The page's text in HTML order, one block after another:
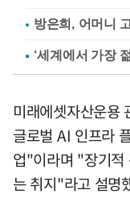
방은희, 어머니
미래에셋자산운용
글로벌 AI 인프라
업"이라며 "장기적
는 취지"라고 설명